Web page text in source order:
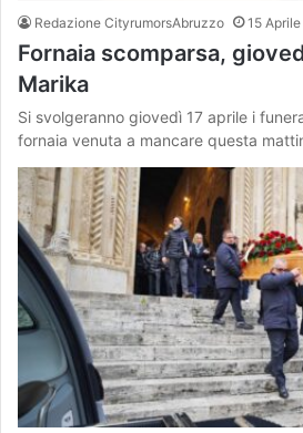
Redazione CityrumorsAbruzzo 15
Fornaia scomparsa,
Marika
Si svolgeranno giovedì 17 aprile i
fornaia venuta a mancare questa